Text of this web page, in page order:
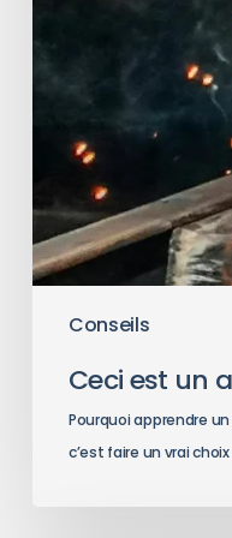
Conseils
Ceci est un
Pourquoi apprendre
c’est faire un vrai